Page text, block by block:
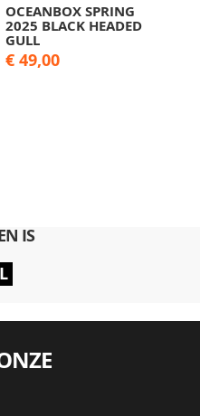
OCEANBOX SPRING
2025 BLACK HEADED
GULL
€ 49,00
IS